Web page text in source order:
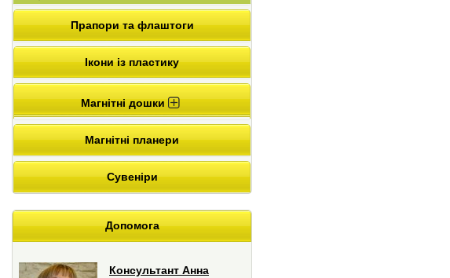
Прапори та флаштоги
Ікони із пластику
Магнітні дошки
Магнітні планери
Сувеніри
Допомога
Консультант Анна